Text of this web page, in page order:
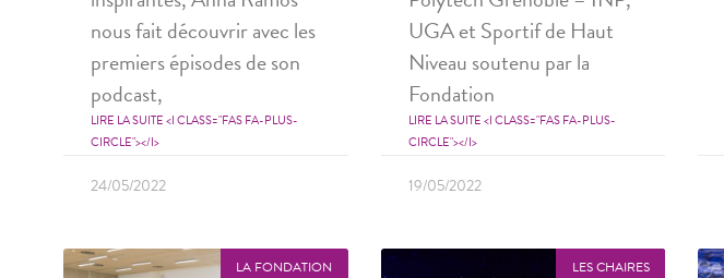
nous fait découvrir avec les
premiers épisodes de son
podcast,
LIRE LA SUITE <I CLASS="FAS FA-PLUS-
CIRCLE"></I>
24/05/2022
UGA et Sportif de Haut
Niveau soutenu par la
Fondation
LIRE LA SUITE <I CLASS="FAS FA-PLUS-
CIRCLE"></I>
19/05/2022
LA FONDATION LES CHAIRES